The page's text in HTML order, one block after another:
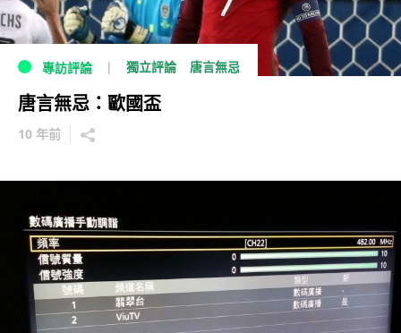
專訪評論 獨立評論 唐言無忌
唐言無忌：歐國盃
10 年前